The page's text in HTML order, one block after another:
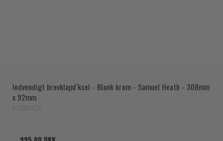
Indvendigt brevklapd‘ksel - Blank krom - Samuel Heath - 308mm
x 92mm